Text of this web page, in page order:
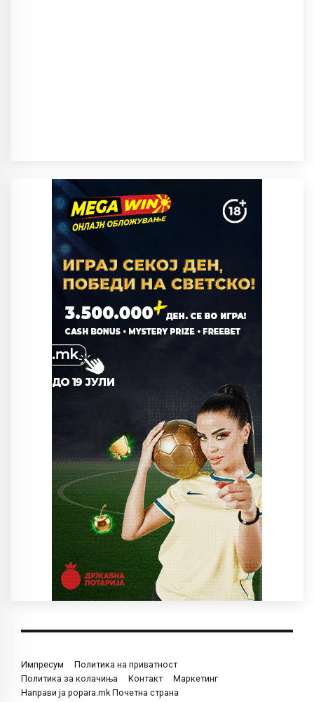
Импресум
Политика на приватност
Политика за колачиња
Контакт
Маркетинг
Направи ја popara.mk Почетна страна